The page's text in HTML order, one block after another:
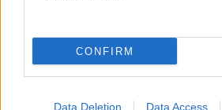
CONFIRM
Data Deletion Data Access
Δημοφιλείς